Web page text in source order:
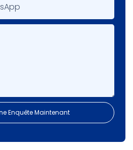
Enquête Maintenant